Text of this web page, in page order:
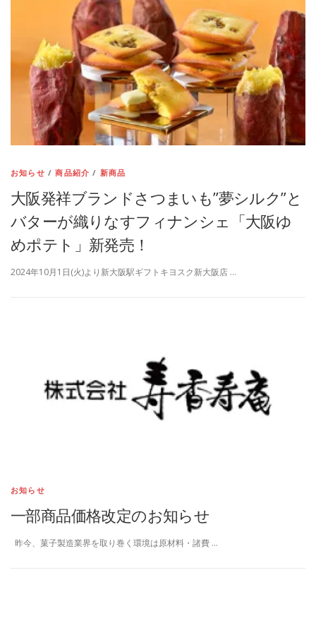
お知らせ /商品紹介 / 新商品
大阪発祥ブランドさつまいも”夢シルク”と
バターが織りなすフィナンシェ「大阪ゆ
めポテト」新発売！
2024年10月1日(火)より新大阪駅ギフトキヨスク新大阪店 …
お知らせ
一部商品価格改定のお知らせ
昨今、菓子製造業界を取り巻く環境は原材料・諸費 …